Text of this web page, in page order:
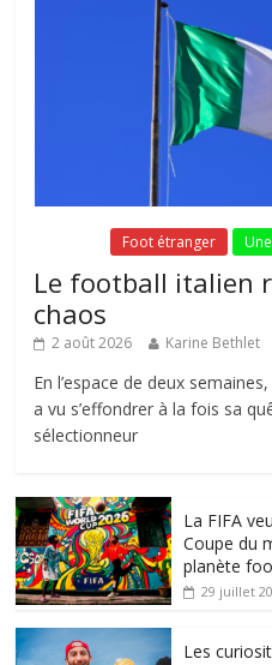
Foot étranger Une
Le football italien
chaos
2 août 2026 Karine Bethlet
En l’espace de deux
a vu s’effondrer à la fois sa
sélectionneur
La FIFA
Coupe du
planète
29 juillet
Les